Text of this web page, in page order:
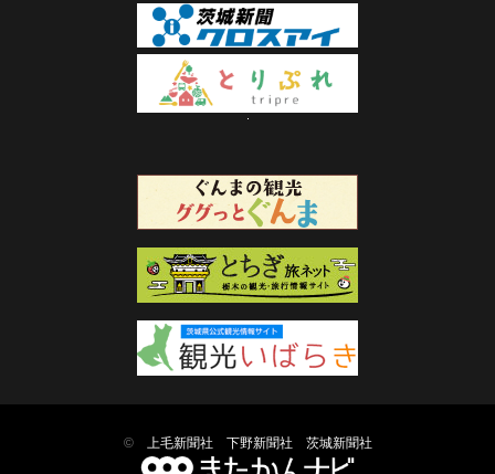
© 上毛新聞社 下野新聞社 茨城新聞社